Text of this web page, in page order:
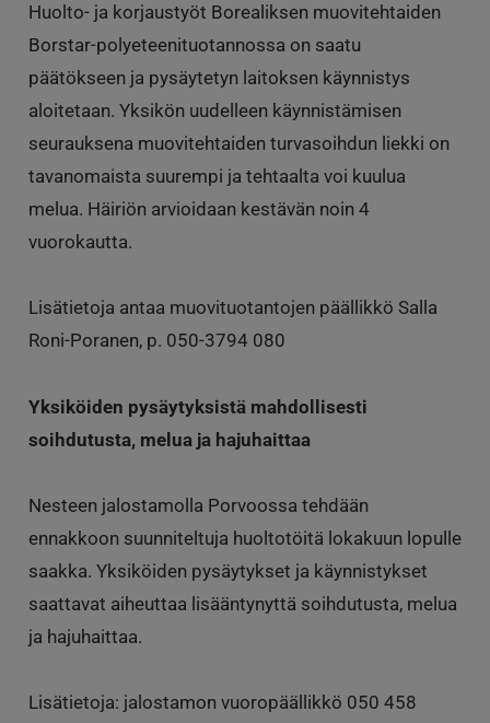
Huolto- ja korjaustyöt Borealiksen muovitehtaiden
Borstar-polyeteenituotannossa on saatu
päätökseen ja pysäytetyn laitoksen käynnistys
aloitetaan. Yksikön uudelleen käynnistämisen
seurauksena muovitehtaiden turvasoihdun liekki on
tavanomaista suurempi ja tehtaalta voi kuulua
melua. Häiriön arvioidaan kestävän noin 4
vuorokautta.
Lisätietoja antaa muovituotantojen päällikkö Salla
Roni-Poranen, p. 050-3794 080
Yksiköiden pysäytyksistä mahdollisesti
soihdutusta, melua ja hajuhaittaa
Nesteen jalostamolla Porvoossa tehdään
ennakkoon suunniteltuja huoltotöitä lokakuun lopulle
saakka. Yksiköiden pysäytykset ja käynnistykset
saattavat aiheuttaa lisääntynyttä soihdutusta, melua
ja hajuhaittaa.
Lisätietoja: jalostamon vuoropäällikkö 050 458